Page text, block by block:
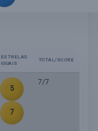
ESTRELAS
IGUAIS
TOTAL/SCORE
5
7
7/7